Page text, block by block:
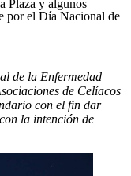
Plaza y algunos
por el Día Nacional de
de la Enfermedad
de Celíacos
con el fin dar
la intención de